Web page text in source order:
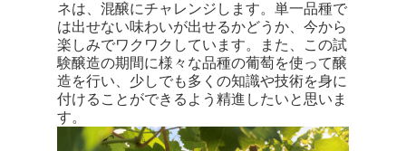
ネは、混醸にチャレンジします。単一品種で
は出せない味わいが出せるかどうか、今から
楽しみでワクワクしています。また、この試
験醸造の期間に様々な品種の葡萄を使って醸
造を行い、少しでも多くの知識や技術を身に
付けることができるよう精進したいと思いま
す。